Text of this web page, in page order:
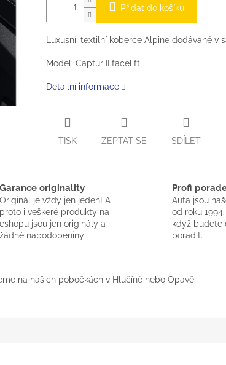
Přidat do košíku
Luxusní, textilní koberce Alpine dodáváné v
Model: Captur II facelift
Detailní informace
TISK ZEPTAT SE SDÍLET
Garance originality
Originál je vždy jen jeden! A
proto i veškeré produkty na
eshopu jsou jen originály a
žádné napodobeniny
Profi
Auta jsou
od roku
když budete
poradit.
na našich pobočkách v Hlučíně nebo Opavě.